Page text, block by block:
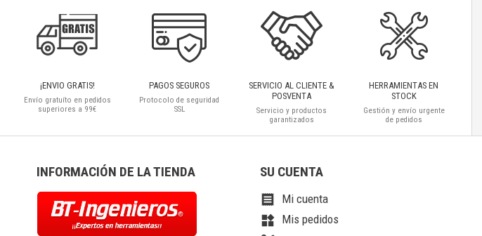
¡ENVIO GRATIS!
Envío gratuíto en pedidos
superiores a 99€
PAGOS SEGUROS
Protocolo de seguridad
SSL
SERVICIO AL CLIENTE &
POSVENTA
Servicio y productos
garantizados
HERRAMIENTAS EN
STOCK
Gestión y envío urgente
de pedidos
INFORMACIÓN DE LA TIENDA SU CUENTA
 Mi cuenta
widgets Mis pedidos